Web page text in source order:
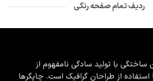
ردیف تمام صفحه رنگی
با تولید سادگی نامفهوم از
از طراحان گرافیک است. چاپگرها